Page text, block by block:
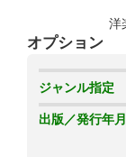
洋
オプション
ジャンル指定
出版／発行年月